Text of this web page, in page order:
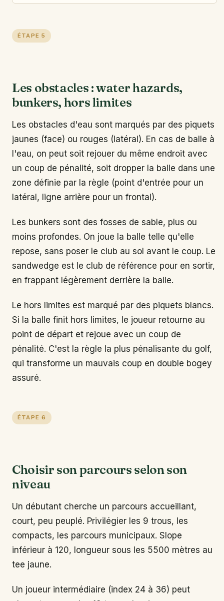
ÉTAPE 5
Les obstacles : water hazards,
bunkers, hors limites
Les obstacles d'eau sont marqués par des piquets
jaunes (face) ou rouges (latéral). En cas de balle à
l'eau, on peut soit rejouer du même endroit avec
un coup de pénalité, soit dropper la balle dans une
zone définie par la règle (point d'entrée pour un
latéral, ligne arrière pour un frontal).
Les bunkers sont des fosses de sable, plus ou
moins profondes. On joue la balle telle qu'elle
repose, sans poser le club au sol avant le coup. Le
sandwedge est le club de référence pour en sortir,
en frappant légèrement derrière la balle.
Le hors limites est marqué par des piquets blancs.
Si la balle finit hors limites, le joueur retourne au
point de départ et rejoue avec un coup de
pénalité. C'est la règle la plus pénalisante du golf,
qui transforme un mauvais coup en double bogey
assuré.
ÉTAPE 6
Choisir son parcours selon son
niveau
Un débutant cherche un parcours accueillant,
court, peu peuplé. Privilégier les 9 trous, les
compacts, les parcours municipaux. Slope
inférieur à 120, longueur sous les 5500 mètres au
tee jaune.
Un joueur intermédiaire (index 24 à 36) peut